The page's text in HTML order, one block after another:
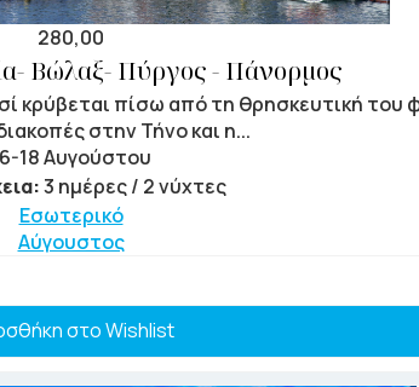
280,00
Βώλαξ- Πύργος - Πάνορμος
κρύβεται πίσω από τη θρησκευτική του
στην Τήνο και η...
18 Αυγούστου
3 ημέρες / 2 νύχτες
Εσωτερικό
Αύγουστος
στο Wishlist